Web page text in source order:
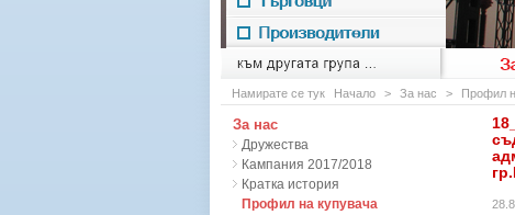
към другата група ...
EVN for
Производители
Намирате се тук Начало > За нас > Профил
За нас
Дружества
Кампания 2017/2018
Кратка история
Профил на купувача